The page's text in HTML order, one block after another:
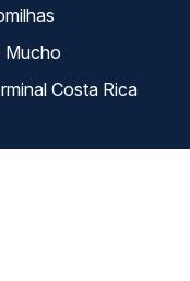
Mucho
La terminal Costa Rica